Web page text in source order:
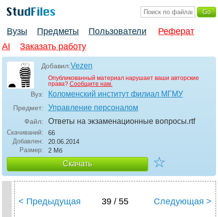
Вузы Предметы Пользователи
Реферат
AI
Заказать работу
Добавил:Vezen
Опубликованный материал нарушает ваши авторские
права? Сообщите нам.
Вуз: Коломенский институт филиал МГМУ
Предмет: Управление персоналом
Файл: Ответы на экзаменационные вопросы.rtf
Скачиваний:
66
Добавлен:
20.06.2014
Размер:
2 Мб
Скачать ☆
< Предыдущая 39 / 55 Следующая >